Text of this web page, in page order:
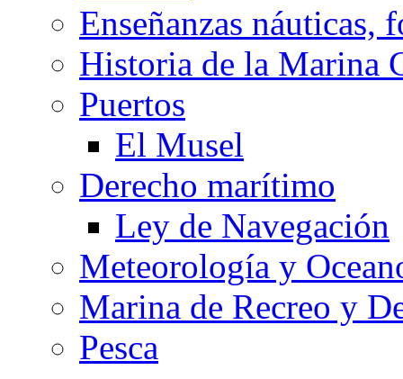
Enseñanzas náuticas,
Historia de la Marina
Puertos
El Musel
Derecho marítimo
Ley de Navegación
Meteorología y
Marina de Recreo y
Pesca